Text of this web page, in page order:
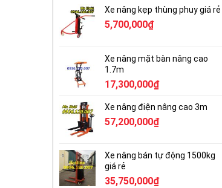
Xe nâng kẹp thùng phuy giá rẻ
5,700,000₫
Xe nâng mặt bàn nâng cao
1.7m
17,300,000₫
Xe nâng điện nâng cao 3m
57,200,000₫
Xe nâng bán tự động 1500kg
giá rẻ
35,750,000₫